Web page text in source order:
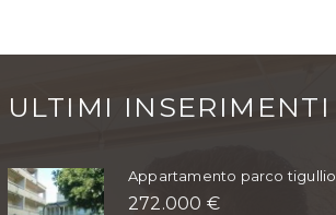
ULTIMI INSERIMENTI
Appartamento parco tigullio
272.000 €